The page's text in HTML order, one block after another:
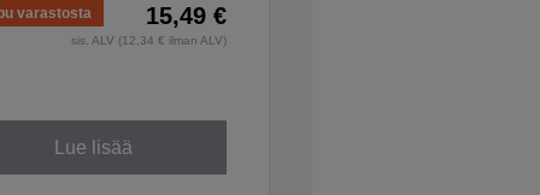
varastosta 15,49 €
sis. ALV (12,34 € ilman ALV)
Lue lisää